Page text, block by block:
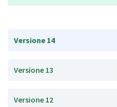
Versione 14
Versione 13
Versione 12